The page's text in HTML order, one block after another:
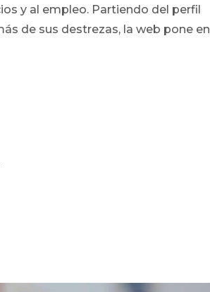
y al empleo. Partiendo del perfil
de sus destrezas, la web pone en